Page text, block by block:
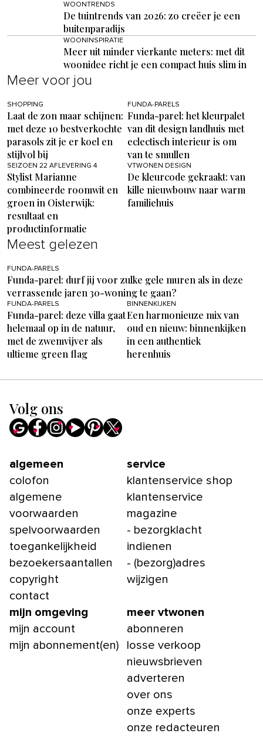
WOONTRENDS
De tuintrends van 2026: zo creëer je een
buitenparadijs
WOONINSPIRATIE
Meer uit minder vierkante meters: met dit
woonidee richt je een compact huis slim in
Meer voor jou
SHOPPING
Laat de zon maar schijnen:
met deze 10 bestverkochte
parasols zit je er koel en
stijlvol bij
FUNDA-PARELS
Funda-parel: het kleurpalet
van dit design landhuis met
eclectisch interieur is om
van te smullen
SEIZOEN 22 AFLEVERING 4
Stylist Marianne
combineerde roomwit en
groen in Oisterwijk:
resultaat en
productinformatie
VTWONEN DESIGN
De kleurcode gekraakt: van
kille nieuwbouw naar warm
familiehuis
Meest gelezen
FUNDA-PARELS
Funda-parel: durf jij voor zulke gele muren als in deze
verrassende jaren 30-woning te gaan?
FUNDA-PARELS
Funda-parel: deze villa gaat
helemaal op in de natuur,
met de zwemvijver als
ultieme green flag
BINNENKIJKEN
Een harmonieuze mix van
oud en nieuw: binnenkijken
in een authentiek
herenhuis
Volg ons
algemeen
colofon
algemene
voorwaarden
spelvoorwaarden
toegankelijkheid
bezoekersaantallen
copyright
contact
service
klantenservice shop
klantenservice
magazine
- bezorgklacht
indienen
- (bezorg)adres
wijzigen
mijn omgeving
mijn account
mijn abonnement(en)
meer vtwonen
abonneren
losse verkoop
nieuwsbrieven
adverteren
over ons
onze experts
onze redacteuren